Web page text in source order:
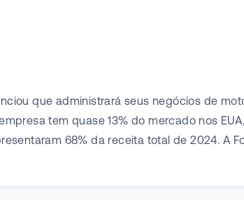
que administrará seus negócios de
tem quase 13% do mercado nos
68% da receita total de 2024. A